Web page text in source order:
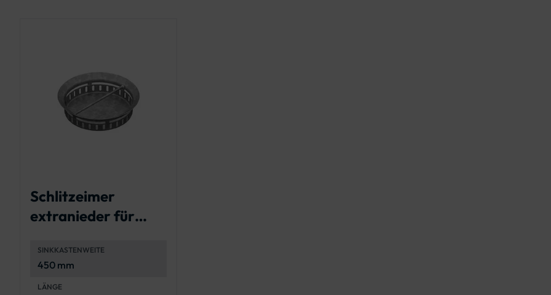
Schlitzeimer
extranieder für
Straßenaufsätze -
B1
SINKKASTENWEITE
450 mm
LÄNGE